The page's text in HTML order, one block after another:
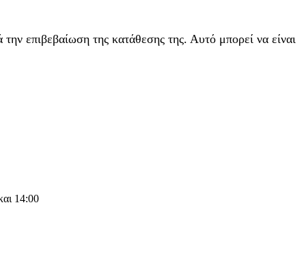
επιβεβαίωση της κατάθεσης της. Αυτό μπορεί να είναι
14:00